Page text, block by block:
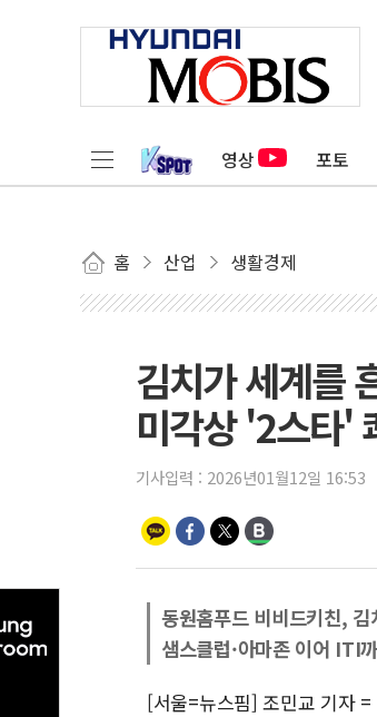
영상 포토
홈 산업 생활경제
김치가 세계를
미각상 '2스타'
기사입력 : 2026년01월12일 16:53
동원홈푸드 비비드키친,
샘스클럽·아마존 이어 ITI
[서울=뉴스핌] 조민교 기자